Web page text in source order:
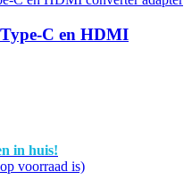
C en HDMI
in huis!
voorraad is)